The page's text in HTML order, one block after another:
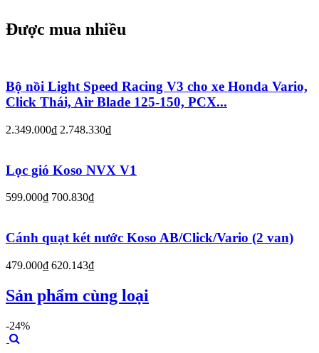
Được mua nhiều
Bộ nồi Light Speed Racing V3 cho xe Honda Vario,
Click Thái, Air Blade 125-150, PCX...
2.349.000₫ 2.748.330₫
Lọc gió Koso NVX V1
599.000₫ 700.830₫
Cánh quạt két nước Koso AB/Click/Vario (2 van)
479.000₫ 620.143₫
Sản phẩm cùng loại
-24%